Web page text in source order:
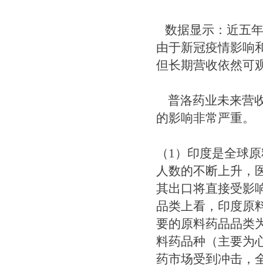
数据显示：近五
由于新冠疫情影响
但长期营收依然可
普洛药业未来营
的影响非常严重。​
（1）印度是全球
人数的不断上升，
其出口将直接受影
品类上看，印度原
要的原料药品品类
料药品种（主要为
药市场受到冲击，